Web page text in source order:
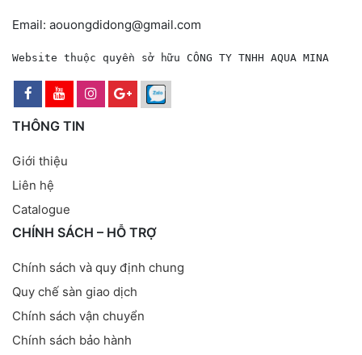
Email: aouongdidong@gmail.com
Website thuộc quyền sở hữu CÔNG TY TNHH AQUA MINA
THÔNG TIN
Giới thiệu
Liên hệ
Catalogue
CHÍNH SÁCH – HỖ TRỢ
Chính sách và quy định chung
Quy chế sàn giao dịch
Chính sách vận chuyển
Chính sách bảo hành